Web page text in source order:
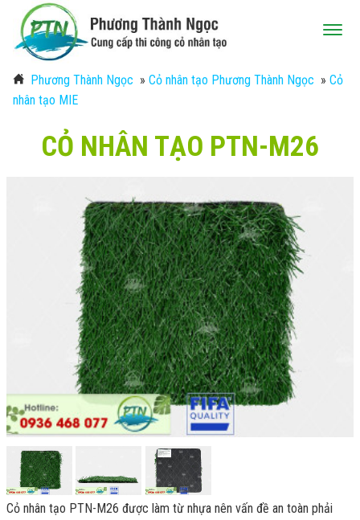
Phương Thành Ngọc » Cỏ nhân tạo Phương Thành Ngọc » Cỏ
nhân tạo MIE
CỎ NHÂN TẠO PTN-M26
Cỏ nhân tạo PTN-M26 được làm từ nhựa nên vấn đề an toàn phải